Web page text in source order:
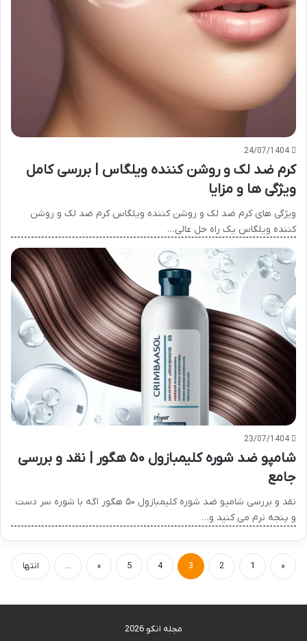
24/07/1404
کرم ضد لک و روشن کننده ویلگاس | بررسی کامل
ویژگی ها و مزایا
ویژگی های کرم ضد لک و روشن کننده ویلگاس کرم ضد لک و روشن
کننده ویلگاس یک راه حل عالی…
23/07/1404
شامپو ضد شوره کلیمبازول ۵۰ هگور | نقد و بررسی
جامع
نقد و بررسی شامپو ضد شوره کلیمبازول ۵۰ هگور اگه با شوره سر دست
و پنجه نرم می کنید و…
«
1
2
3
4
5
»
... انتها
مجله انکو 2026